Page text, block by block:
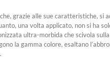
grazie alle sue caratteristiche,
una volta applicato, non si ha
ultra-morbida che scivola
la gamma colore, esaltano